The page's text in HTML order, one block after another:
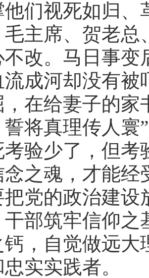
他们视死如归、
毛主席、贺老总
不改。马日事变
流成河却没有被
在给妻子的家
誓将真理传人寰
考验少了，但考
念之魂，才能经
把党的政治建设
干部筑牢信仰
钙，自觉做远大
实实践者。